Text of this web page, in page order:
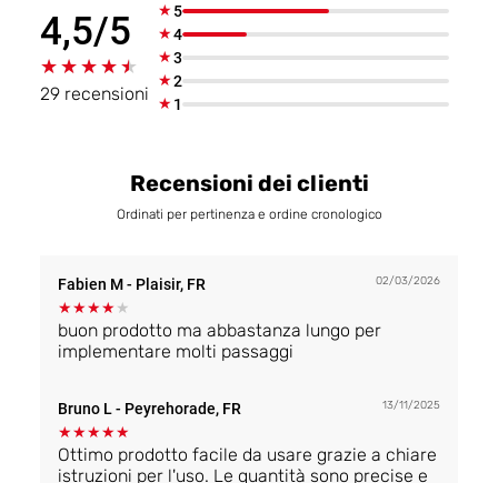
4,5/5
★★★★★
★★★★★
29 recensioni
★5
★4
★3
★2
★1
Recensioni dei clienti
Ordinati per pertinenza e ordine cronologico
Fabien M- Plaisir, FR 02/03/2026
★★★★★
buon prodotto ma abbastanza lungo per
implementare molti passaggi
Bruno L- Peyrehorade, FR 13/11/2025
★★★★★
Ottimo prodotto facile da usare grazie a chiare
istruzioni per l'uso. Le quantità sono precise e